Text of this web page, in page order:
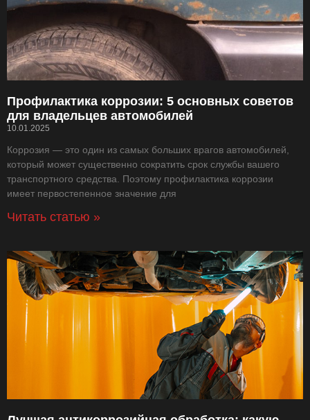
Профилактика коррозии: 5 основных советов
для владельцев автомобилей
10.01.2025
Коррозия — это один из самых больших врагов автомобилей,
который может существенно сократить срок службы вашего
транспортного средства. Поэтому профилактика коррозии
имеет первостепенное значение для
Читать статью »